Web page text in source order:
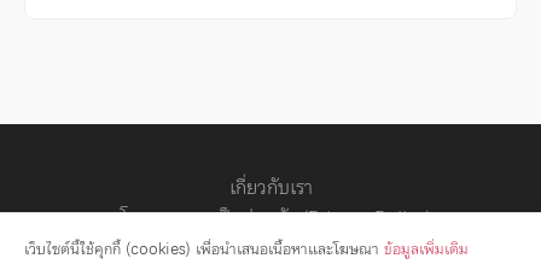
เกี่ยวกับเรา
นโยบายความเป็นส่วนตัว (Privacy Policy)
สัญญาอนุญาต
เว็บไซต์นี้ใช้คุกกี้ (cookies) เพื่อนำเสนอเนื้อหาและโฆษณา ข้อมูลเพิ่มเติม